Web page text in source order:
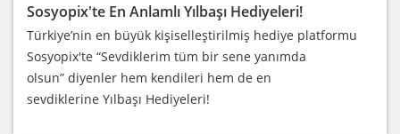
Sosyopix'te En Anlamlı Yılbaşı Hediyeleri!
Türkiye’nin en büyük kişiselleştirilmiş hediye platformu
Sosyopix'te Sevdiklerim tüm bir sene yanımda
olsun diyenler hem kendileri hem de en
sevdiklerine Yılbaşı Hediyeleri!